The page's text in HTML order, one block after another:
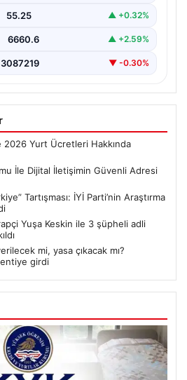
55.25 ▲ +0.32%
6660.6 ▲ +2.59%
3087219 ▼ -0.30%
2026 Yurt Ücretleri Hakkında
İle Dijital İletişimin Güvenli Adresi
Tartışması: İYİ Parti’nin Araştırma
Yuşa Keskin ile 3 şüpheli adli
mi, yasa çıkacak mı?
girdi